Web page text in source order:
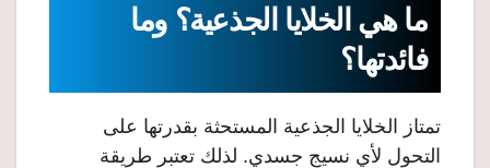
ما هي الخلايا الجذعية؟ وما
فائدتها؟
تمتاز الخلايا الجذعية المستحثة بقدرتها على
التحول لأي نسيج جسدي. لذلك تعتبر طريقة